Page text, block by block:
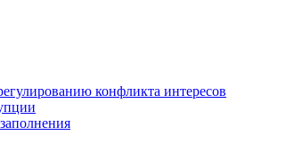
конфликта интересов